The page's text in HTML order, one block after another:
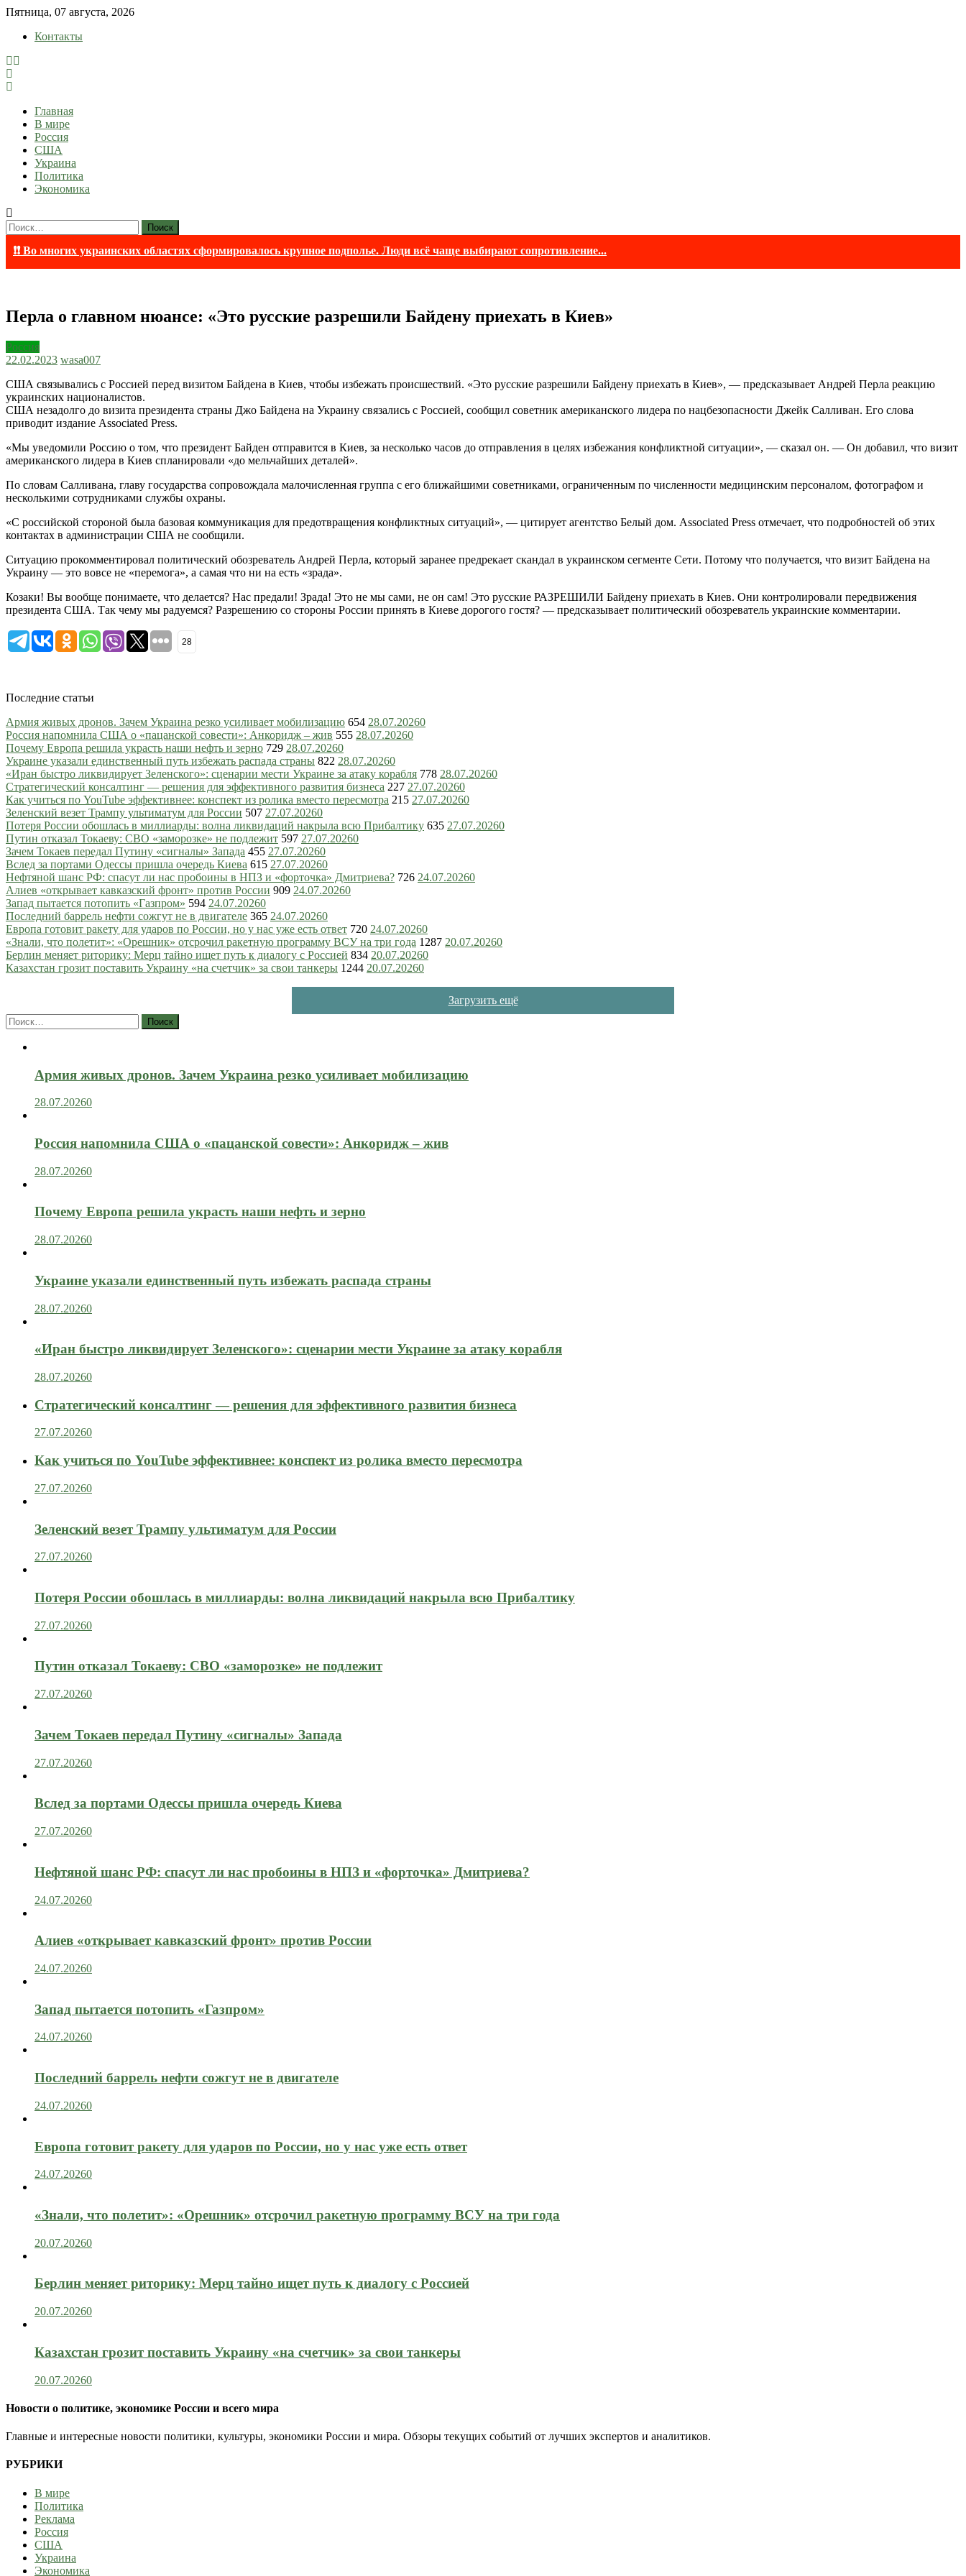
Skip
content
Пятница, 07 августа, 2026
Контакты
lentaruss
lentaruss — Новости
Главная
В мире
Россия
США
Украина
Политика
Экономика
Найти:
❗❗ Во многих украинских областях сформировалось крупное подполье. Люди всё чаще выбирают сопротивление...
Перла о главном нюансе: «Это русские разрешили Байдену приехать в Киев»
Россия
22.02.2023 wasa007
США связывались с Россией перед визитом Байдена в Киев, чтобы избежать происшествий. «Это русские разрешили Байдену приехать в Киев», — предсказывает Андрей Перла реакцию
украинских националистов.
США незадолго до визита президента страны Джо Байдена на Украину связались с Россией, сообщил советник американского лидера по нацбезопасности Джейк Салливан. Его слова
приводит издание Associated Press.
«Мы уведомили Россию о том, что президент Байден отправится в Киев, за несколько часов до отправления в целях избежания конфликтной ситуации», — сказал он. — Он добавил, что визит
американского лидера в Киев спланировали «до мельчайших деталей».
По словам Салливана, главу государства сопровождала малочисленная группа с его ближайшими советниками, ограниченным по численности медицинским персоналом, фотографом и
несколькими сотрудниками службы охраны.
«С российской стороной была базовая коммуникация для предотвращения конфликтных ситуаций», — цитирует агентство Белый дом. Associated Press отмечает, что подробностей об этих
контактах в администрации США не сообщили.
Ситуацию прокомментировал политический обозреватель Андрей Перла, который заранее предрекает скандал в украинском сегменте Сети. Потому что получается, что визит Байдена на
Украину — это вовсе не «перемога», а самая что ни на есть «зрада».
Козаки! Вы вообще понимаете, что делается? Нас предали! Зрада! Это не мы сами, не он сам! Это русские РАЗРЕШИЛИ Байдену приехать в Киев. Они контролировали передвижения
президента США. Так чему мы радуемся? Разрешению со стороны России принять в Киеве дорогого гостя? — предсказывает политический обозреватель украинские комментарии.
28
Последние статьи
Армия живых дронов. Зачем Украина резко усиливает мобилизацию 654 28.07.20260
Россия напомнила США о «пацанской совести»: Анкоридж – жив 555 28.07.20260
Почему Европа решила украсть наши нефть и зерно 729 28.07.20260
Украине указали единственный путь избежать распада страны 822 28.07.20260
«Иран быстро ликвидирует Зеленского»: сценарии мести Украине за атаку корабля 778 28.07.20260
Стратегический консалтинг — решения для эффективного развития бизнеса 227 27.07.20260
Как учиться по YouTube эффективнее: конспект из ролика вместо пересмотра 215 27.07.20260
Зеленский везет Трампу ультиматум для России 507 27.07.20260
Потеря России обошлась в миллиарды: волна ликвидаций накрыла всю Прибалтику 635 27.07.20260
Путин отказал Токаеву: СВО «заморозке» не подлежит 597 27.07.20260
Зачем Токаев передал Путину «сигналы» Запада 455 27.07.20260
Вслед за портами Одессы пришла очередь Киева 615 27.07.20260
Нефтяной шанс РФ: спасут ли нас пробоины в НПЗ и «форточка» Дмитриева? 726 24.07.20260
Алиев «открывает кавказский фронт» против России 909 24.07.20260
Запад пытается потопить «Газпром» 594 24.07.20260
Последний баррель нефти сожгут не в двигателе 365 24.07.20260
Европа готовит ракету для ударов по России, но у нас уже есть ответ 720 24.07.20260
«Знали, что полетит»: «Орешник» отсрочил ракетную программу ВСУ на три года 1287 20.07.20260
Берлин меняет риторику: Мерц тайно ищет путь к диалогу с Россией 834 20.07.20260
Казахстан грозит поставить Украину «на счетчик» за свои танкеры 1244 20.07.20260
Загрузить ещё
Найти:
Армия живых дронов. Зачем Украина резко усиливает мобилизацию
28.07.20260
Россия напомнила США о «пацанской совести»: Анкоридж – жив
28.07.20260
Почему Европа решила украсть наши нефть и зерно
28.07.20260
Украине указали единственный путь избежать распада страны
28.07.20260
«Иран быстро ликвидирует Зеленского»: сценарии мести Украине за атаку корабля
28.07.20260
Стратегический консалтинг — решения для эффективного развития бизнеса
27.07.20260
Как учиться по YouTube эффективнее: конспект из ролика вместо пересмотра
27.07.20260
Зеленский везет Трампу ультиматум для России
27.07.20260
Потеря России обошлась в миллиарды: волна ликвидаций накрыла всю Прибалтику
27.07.20260
Путин отказал Токаеву: СВО «заморозке» не подлежит
27.07.20260
Зачем Токаев передал Путину «сигналы» Запада
27.07.20260
Вслед за портами Одессы пришла очередь Киева
27.07.20260
Нефтяной шанс РФ: спасут ли нас пробоины в НПЗ и «форточка» Дмитриева?
24.07.20260
Алиев «открывает кавказский фронт» против России
24.07.20260
Запад пытается потопить «Газпром»
24.07.20260
Последний баррель нефти сожгут не в двигателе
24.07.20260
Европа готовит ракету для ударов по России, но у нас уже есть ответ
24.07.20260
«Знали, что полетит»: «Орешник» отсрочил ракетную программу ВСУ на три года
20.07.20260
Берлин меняет риторику: Мерц тайно ищет путь к диалогу с Россией
20.07.20260
Казахстан грозит поставить Украину «на счетчик» за свои танкеры
20.07.20260
Новости о политике, экономике России и всего мира
Главные и интересные новости политики, культуры, экономики России и мира. Обзоры текущих событий от лучших экспертов и аналитиков.
РУБРИКИ
В мире
Политика
Реклама
Россия
США
Украина
Экономика